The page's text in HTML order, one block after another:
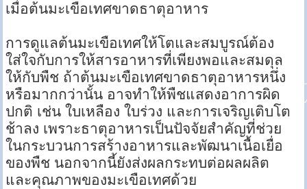
เมื่อต้นมะเขือเทศขาดธาตุอาหาร
การดูแลต้นมะเขือเทศให้โตและสมบูรณ์ต้อง
ใส่ใจกับการให้สารอาหารที่เพียงพอและสมดุล
ให้กับพืช ถ้าต้นมะเขือเทศขาดธาตุอาหารหนึ่ง
หรือมากกว่านั้น อาจทำให้พืชแสดงอาการผิด
ปกติ เช่น ใบเหลือง ใบร่วง และการเจริญเติบโต
ช้าลง เพราะธาตุอาหารเป็นปัจจัยสำคัญที่ช่วย
ในกระบวนการสร้างอาหารและพัฒนาเนื้อเยื่อ
ของพืช นอกจากนี้ยังส่งผลกระทบต่อผลผลิต
และคุณภาพของมะเขือเทศด้วย